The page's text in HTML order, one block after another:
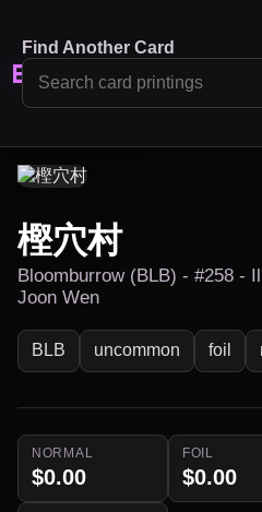
BotBox
Find Another Card
樫穴村
Bloomburrow (BLB) - #258 -
Joon Wen
BLB uncommon foil
NORMAL
$0.00
FOIL
$0.00